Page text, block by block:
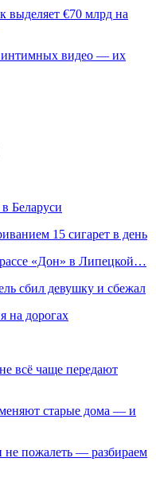
выделяет €70 млрд на
интимных видео — их
Беларуси
15 сигарет в день
«Дон» в Липецкой…
сбил девушку и сбежал
на дорогах
всё чаще передают
старые дома — и
не пожалеть — разбираем